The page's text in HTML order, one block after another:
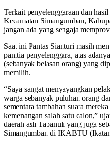
Terkait penyelenggaraan dan
Kecamatan Simangumban,
jangan ada yang sengaja
Saat ini Pantas Sianturi masih
panitia penyelenggara, atas
(sebanyak belasan orang) yang
memilih.
“Saya sangat menyayangkan
warga sebanyak puluhan orang
sementara tambahan suara
kemenangan salah satu calon,”
daerah asli Tapanuli yang juga
Simangumban di IKABTU